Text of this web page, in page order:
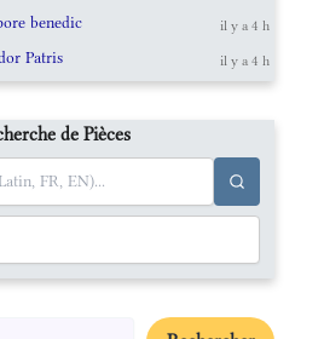
benedic il y a 4 h
Patris il y a 4 h
de Pièces